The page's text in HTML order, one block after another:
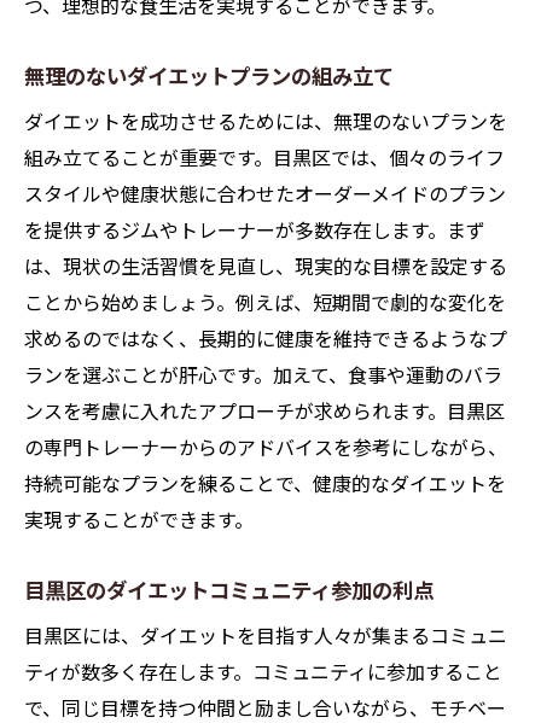
つ、理想的な食生活を実現することができます。
無理のないダイエットプランの組み立て
ダイエットを成功させるためには、無理のないプランを
組み立てることが重要です。目黒区では、個々のライフ
スタイルや健康状態に合わせたオーダーメイドのプラン
を提供するジムやトレーナーが多数存在します。まず
は、現状の生活習慣を見直し、現実的な目標を設定する
ことから始めましょう。例えば、短期間で劇的な変化を
求めるのではなく、長期的に健康を維持できるようなプ
ランを選ぶことが肝心です。加えて、食事や運動のバラ
ンスを考慮に入れたアプローチが求められます。目黒区
の専門トレーナーからのアドバイスを参考にしながら、
持続可能なプランを練ることで、健康的なダイエットを
実現することができます。
目黒区のダイエットコミュニティ参加の利点
目黒区には、ダイエットを目指す人々が集まるコミュニ
ティが数多く存在します。コミュニティに参加すること
で、同じ目標を持つ仲間と励まし合いながら、モチベー